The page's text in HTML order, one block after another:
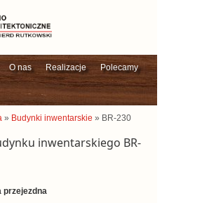
O nas Realizacje Polecamy
» Budynki inwentarskie » BR-230
inwentarskiego BR-
przejezdna